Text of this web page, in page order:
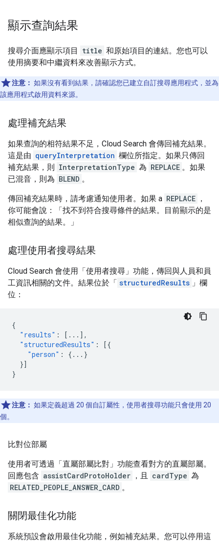
顯示查詢結果
搜尋介面應顯示項目 title 和原始項目的連結。您也可以
使用摘要和中繼資料來改善顯示方式。
注意： 如果沒有看到結果，請確認您已建立自訂搜尋應用程式，並為
該應用程式啟用資料來源。
處理補充結果
如果查詢的相符結果不足，Cloud Search 會傳回補充結果。
這是由 queryInterpretation 欄位所指定。如果只傳回
補充結果，則 InterpretationType 為 REPLACE 。如果
已混音，則為 BLEND 。
傳回補充結果時，請考慮通知使用者。如果 a REPLACE ，
你可能會說：「找不到符合搜尋條件的結果。目前顯示的是
相似查詢的結果。」
處理使用者搜尋結果
Cloud Search 會使用「使用者搜尋」功能，傳回與人員和員
工資訊相關的文件。結果位於「 structuredResults 」欄
位：
{
"results" : [ ... ],
"structuredResults" :
[{
"person" : { ... }
}]
}
注意： 如果定義超過 20 個自訂屬性，使用者搜尋功能只會使用 20
個。
比對位部屬
使用者可透過「直屬部屬比對」功能查看對方的直屬部屬。
回應包含 assistCardProtoHolder ，且 cardType 為
RELATED_PEOPLE_ANSWER_CARD 。
關閉最佳化功能
系統預設會啟用最佳化功能，例如補充結果。您可以停用這